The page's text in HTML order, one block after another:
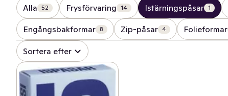
Alla 52 Frysförvaring 14 Istärningspåsar 1
Engångsbakformar 8 Zip-påsar 4 Folieformar
Sortera efter